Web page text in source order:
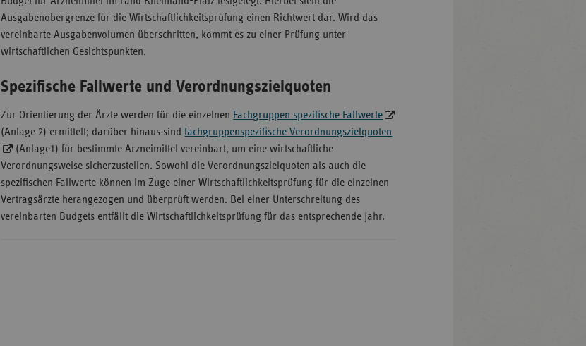
Ausgabenobergrenze für die Wirtschaftlichkeitsprüfung einen Richtwert dar. Wird das
vereinbarte Ausgabenvolumen überschritten, kommt es zu einer Prüfung unter
wirtschaftlichen Gesichtspunkten.
Spezifische Fallwerte und Verordnungszielquoten
Zur Orientierung der Ärzte werden für die einzelnen Fachgruppen spezifische Fallwerte
(Anlage 2) ermittelt; darüber hinaus sindfachgruppenspezifische Verordnungszielquoten
(Anlage1) für bestimmte Arzneimittel vereinbart, um eine wirtschaftliche
Verordnungsweise sicherzustellen. Sowohl die Verordnungszielquoten als auch die
spezifischen Fallwerte können im Zuge einer Wirtschaftlichkeitsprüfung für die einzelnen
Vertragsärzte herangezogen und überprüft werden. Bei einer Unterschreitung des
vereinbarten Budgets entfällt die Wirtschaftlichkeitsprüfung für das entsprechende Jahr.